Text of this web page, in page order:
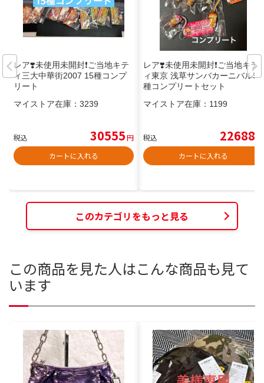
レア❣️未使用未開封❗️ご当地キテ
ィ三大中華街2007 15種コンプ
リート
マイストア在庫： 3239
税込 30555円
カートに入れる
レア❣️未使用未開封❗️ご当地キテ
ィ東京 浅草サンバカーニバル5
種コンプリートセット
マイストア在庫： 1199
税込 22688
カートに入れる
このカテゴリをもっと見る
この商品を見た人はこんな商品も見て
います